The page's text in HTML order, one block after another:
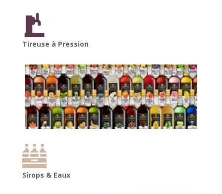
Tireuse à Pression
Sirops & Eaux